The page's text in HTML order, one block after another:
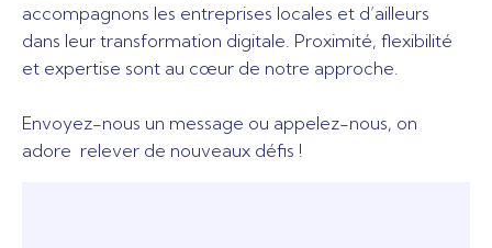
accompagnons les entreprises locales et d’ailleurs
dans leur transformation digitale. Proximité, flexibilité
et expertise sont au cœur de notre approche.
Envoyez-nous un message ou appelez-nous, on
adore relever de nouveaux défis !